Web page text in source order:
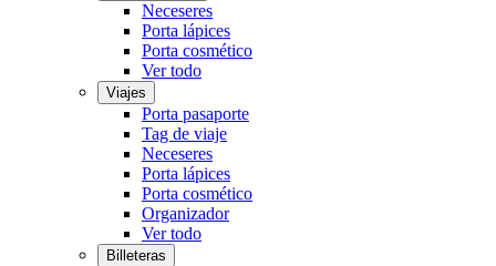
Neceseres
Porta lápices
Porta cosmético
Ver todo
Viajes
Porta pasaporte
Tag de viaje
Neceseres
Porta lápices
Porta cosmético
Organizador
Ver todo
Billeteras